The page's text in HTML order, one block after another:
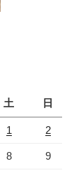
土 日
1 2
8 9